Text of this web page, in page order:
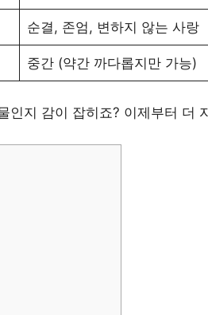
순결, 존엄, 변하지 않는 사랑
중간 (약간 까다롭지만 가능)
인지 감이 잡히죠? 이제부터 더